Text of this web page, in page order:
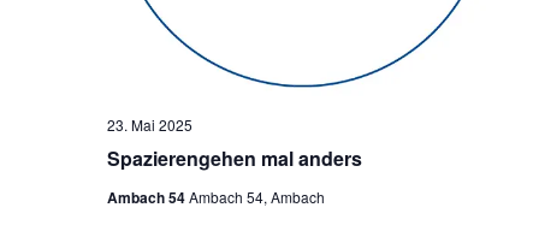
Spazierengehen mal anders
23. Mai 2025
Ambach 54Ambach 54, Ambach